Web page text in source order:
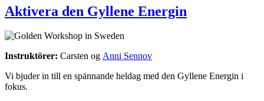
Aktivera den Gyllene Energin
Instruktörer: Carsten og Anni Sennov
Vi bjuder in till en spännande heldag med den Gyllene Energin i
fokus.